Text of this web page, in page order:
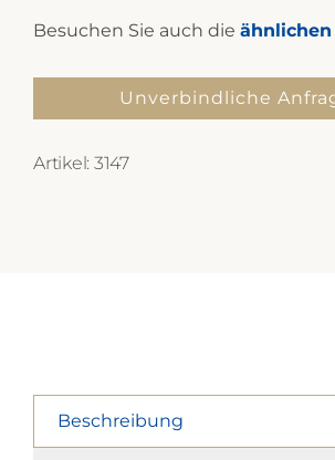
Besuchen Sie auch die
Unverbindliche
Artikel: 3147
Beschreibung